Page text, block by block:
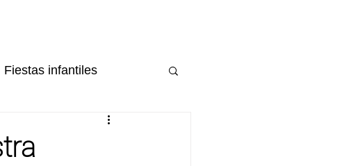
Fiestas infantiles
Eventos sociales